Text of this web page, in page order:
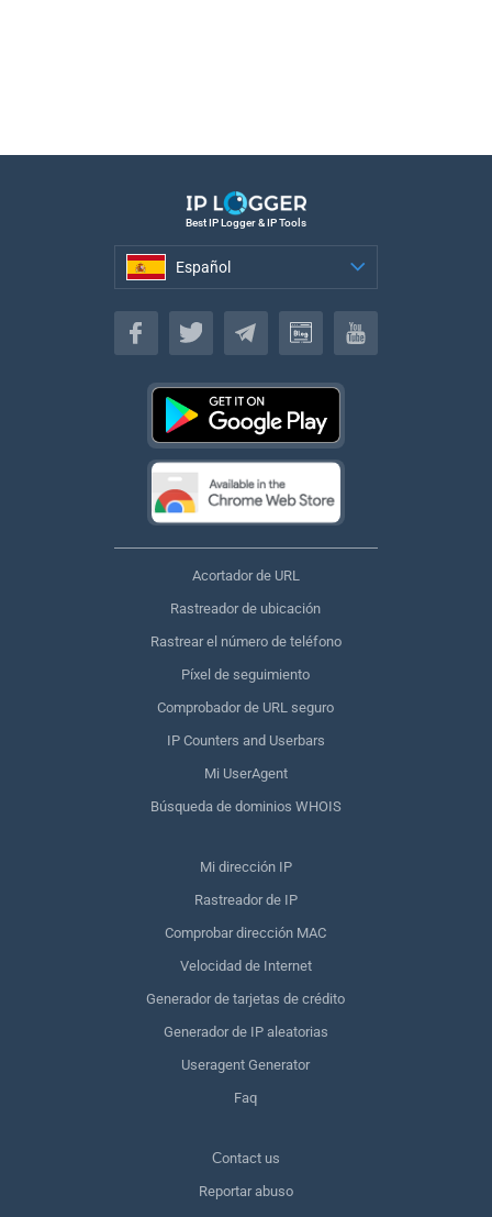
Best IP Logger & IP Tools
Español
Español
Acortador de URL
Rastreador de ubicación
Rastrear el número de teléfono
Píxel de seguimiento
Comprobador de URL seguro
IP Counters and Userbars
Mi UserAgent
Búsqueda de dominios WHOIS
Mi dirección IP
Rastreador de IP
Comprobar dirección MAC
Velocidad de Internet
Generador de tarjetas de crédito
Generador de IP aleatorias
Useragent Generator
Faq
Сontact us
Reportar abuso